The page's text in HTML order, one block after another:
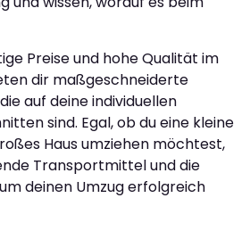
Preise und hohe Qualität im
dir maßgeschneiderte
auf deine individuellen
sind. Egal, ob du eine kleine
Haus umziehen möchtest,
Transportmittel und die
deinen Umzug erfolgreich